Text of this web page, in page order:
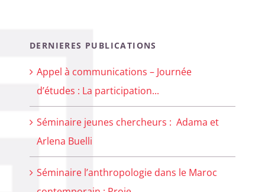
DERNIERES PUBLICATIONS
Appel à communications – Journée
d’études : La participation...
Séminaire jeunes chercheurs : Adama et
Arlena Buelli
Séminaire l’anthropologie dans le Maroc